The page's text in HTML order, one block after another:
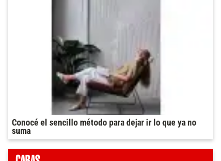
Conocé el sencillo método para dejar ir lo que ya no
suma